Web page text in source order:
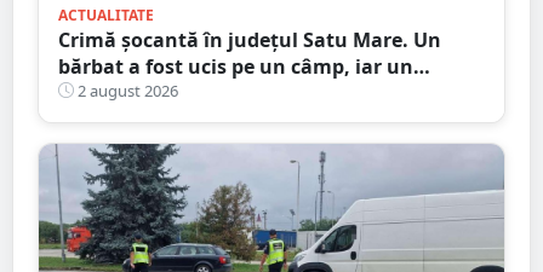
ACTUALITATE
Crimă șocantă în județul Satu Mare. Un
bărbat a fost ucis pe un câmp, iar un
adolescent este în custodia poliției
2 august 2026